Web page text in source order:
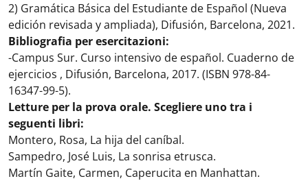
2) Gramática Básica del Estudiante de Español (Nueva
edición revisada y ampliada), Difusión, Barcelona, 2021.
Bibliografia per esercitazioni:
-Campus Sur. Curso intensivo de español. Cuaderno de
ejercicios , Difusión, Barcelona, 2017. (ISBN 978-84-
16347-99-5).
Letture per la prova orale. Scegliere uno tra i
seguenti libri:
Montero, Rosa, La hija del caníbal.
Sampedro, José Luis, La sonrisa etrusca.
Martín Gaite, Carmen, Caperucita en Manhattan.